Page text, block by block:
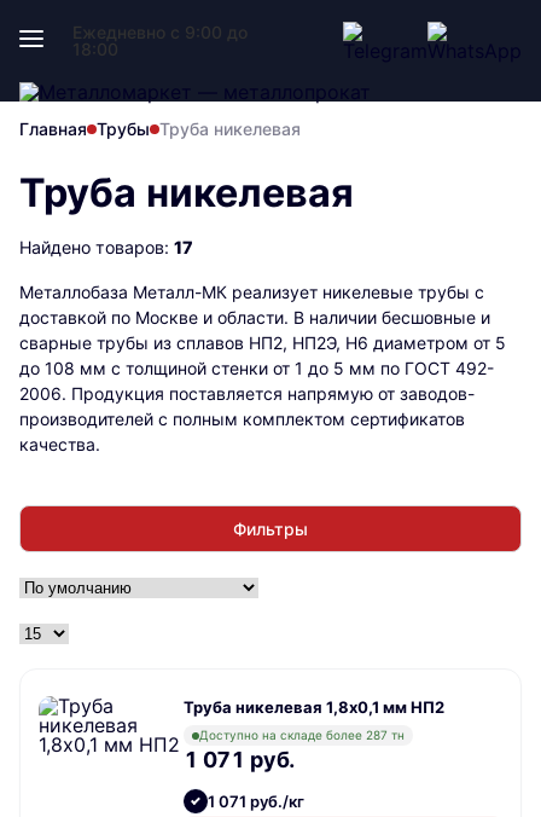
Ежедневно с 9:00 до
18:00
Главная Трубы Труба никелевая
Труба никелевая
Найдено товаров: 17
Металлобаза Металл-МК реализует никелевые трубы с
доставкой по Москве и области. В наличии бесшовные и
сварные трубы из сплавов НП2, НП2Э, Н6 диаметром от 5
до 108 мм с толщиной стенки от 1 до 5 мм по ГОСТ 492-
2006. Продукция поставляется напрямую от заводов-
производителей с полным комплектом сертификатов
качества.
Фильтры
Труба никелевая 1,8х0,1 мм НП2
Доступно на складе более 287 тн
1 071 руб.
1 071 руб./кг